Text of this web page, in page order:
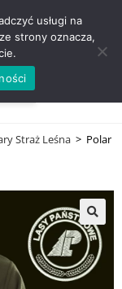
Straż Leśna > Polar
usługi na
strony oznacza,